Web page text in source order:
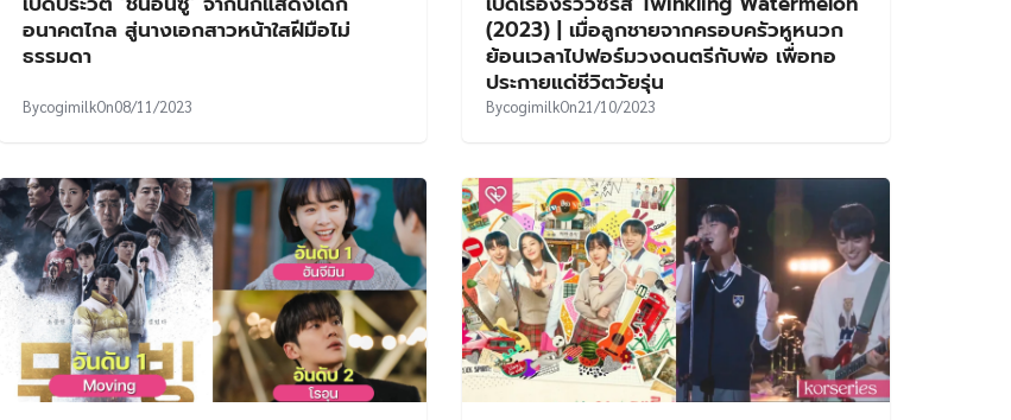
อนาคตไกล สู่นางเอกสาวหน้าใสฝีมือไม่
ธรรมดา
BycogimilkOn08/11/2023
(2023) | เมื่อลูกชายจากครอบครัวหูหนวก
ย้อนเวลาไปฟอร์มวงดนตรีกับพ่อ เพื่อทอ
ประกายแด่ชีวิตวัยรุ่น
BycogimilkOn21/10/2023